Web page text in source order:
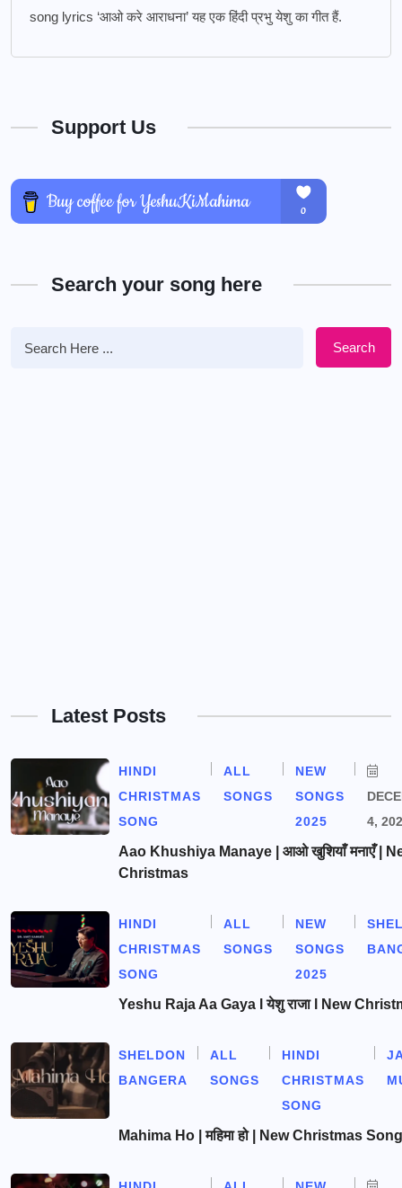
song lyrics ‘आओ करे आराधना’ यह एक हिंदी प्रभु येशु का गीत हैं.
Support Us
Search your song here
Search
Latest Posts
HINDI
CHRISTMAS
SONG
ALL
SONGS
NEW
SONGS
2025
4,
Aao Khushiya Manaye | आओ खुशियाँ मनाएँ |
Christmas
HINDI
CHRISTMAS
SONG
ALL
SONGS
NEW
SONGS
2025
Yeshu Raja Aa Gaya l येशु राजा l New
SHELDON
BANGERA
ALL
SONGS
HINDI
CHRISTMAS
SONG
Mahima Ho | महिमा हो | New Christmas Song